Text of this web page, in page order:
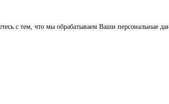
с тем, что мы обрабатываем Ваши персональные